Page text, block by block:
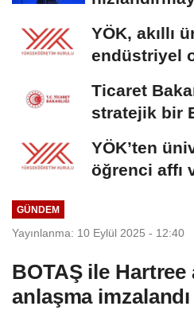
YÖK, akıllı
endüstriyel
Ticaret
stratejik bir
YÖK’ten
öğrenci affı
GÜNDEM
Yayınlanma: 10 Eylül 2025 - 12:40
BOTAŞ ile Hartree
anlaşma imzalandı